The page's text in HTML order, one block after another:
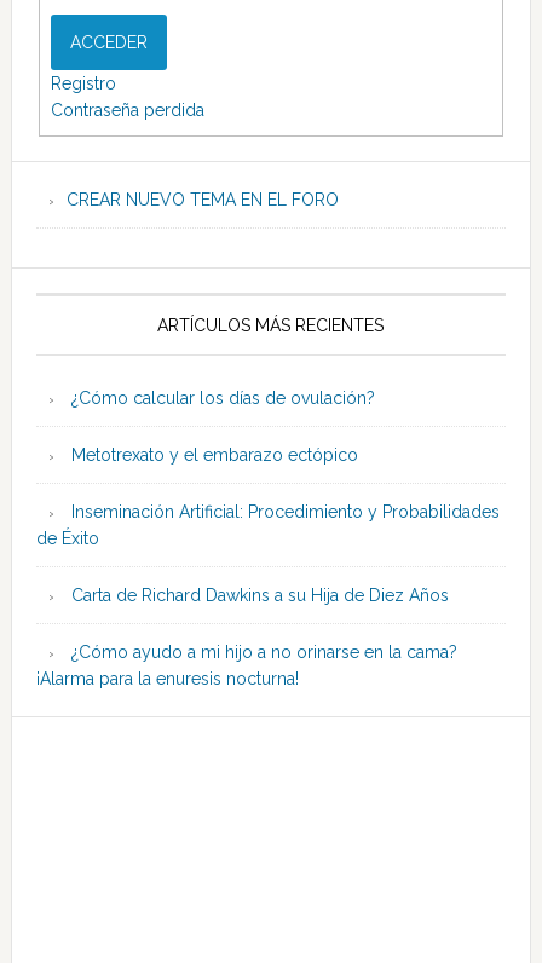
ACCEDER
Registro
Contraseña perdida
CREAR NUEVO TEMA EN EL FORO
ARTÍCULOS MÁS RECIENTES
¿Cómo calcular los días de ovulación?
Metotrexato y el embarazo ectópico
Inseminación Artificial: Procedimiento y Probabilidades
de Éxito
Carta de Richard Dawkins a su Hija de Diez Años
¿Cómo ayudo a mi hijo a no orinarse en la cama?
¡Alarma para la enuresis nocturna!